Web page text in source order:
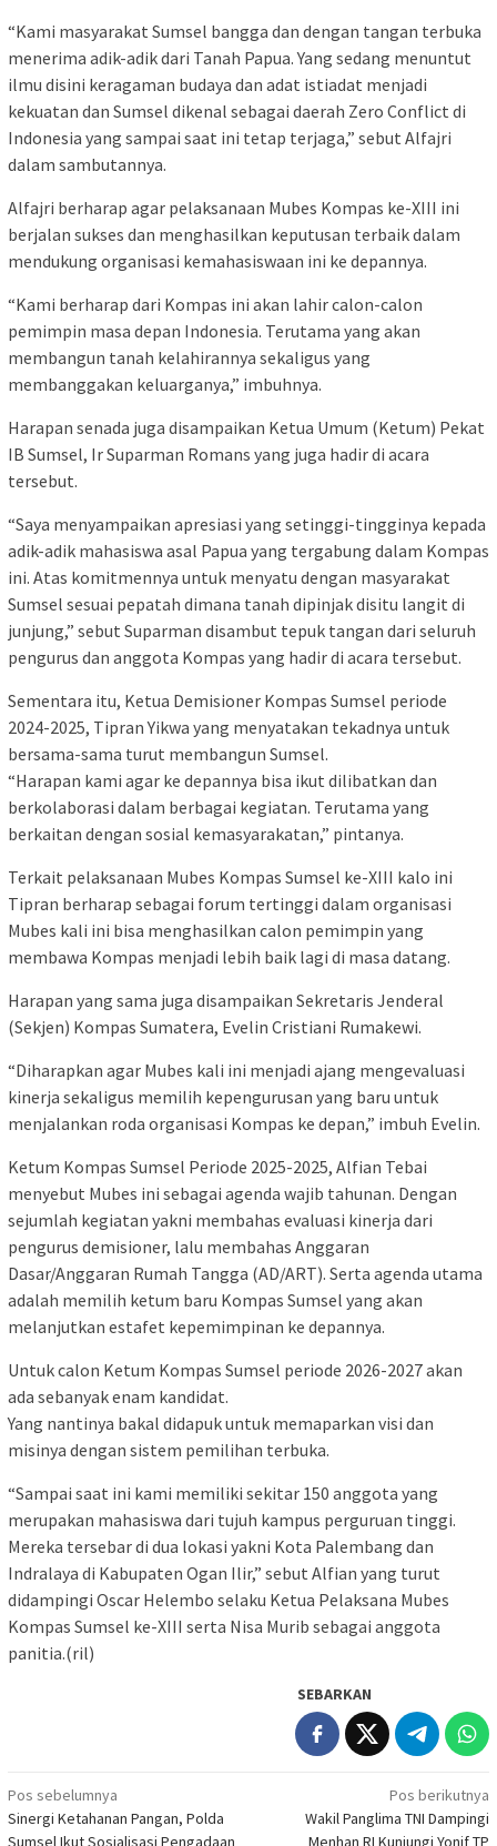
“Kami masyarakat Sumsel bangga dan dengan tangan terbuka
menerima adik-adik dari Tanah Papua. Yang sedang menuntut
ilmu disini keragaman budaya dan adat istiadat menjadi
kekuatan dan Sumsel dikenal sebagai daerah Zero Conflict di
Indonesia yang sampai saat ini tetap terjaga,” sebut Alfajri
dalam sambutannya.
Alfajri berharap agar pelaksanaan Mubes Kompas ke-XIII ini
berjalan sukses dan menghasilkan keputusan terbaik dalam
mendukung organisasi kemahasiswaan ini ke depannya.
“Kami berharap dari Kompas ini akan lahir calon-calon
pemimpin masa depan Indonesia. Terutama yang akan
membangun tanah kelahirannya sekaligus yang
membanggakan keluarganya,” imbuhnya.
Harapan senada juga disampaikan Ketua Umum (Ketum) Pekat
IB Sumsel, Ir Suparman Romans yang juga hadir di acara
tersebut.
“Saya menyampaikan apresiasi yang setinggi-tingginya kepada
adik-adik mahasiswa asal Papua yang tergabung dalam Kompas
ini. Atas komitmennya untuk menyatu dengan masyarakat
Sumsel sesuai pepatah dimana tanah dipinjak disitu langit di
junjung,” sebut Suparman disambut tepuk tangan dari seluruh
pengurus dan anggota Kompas yang hadir di acara tersebut.
Sementara itu, Ketua Demisioner Kompas Sumsel periode
2024-2025, Tipran Yikwa yang menyatakan tekadnya untuk
bersama-sama turut membangun Sumsel.
“Harapan kami agar ke depannya bisa ikut dilibatkan dan
berkolaborasi dalam berbagai kegiatan. Terutama yang
berkaitan dengan sosial kemasyarakatan,” pintanya.
Terkait pelaksanaan Mubes Kompas Sumsel ke-XIII kalo ini
Tipran berharap sebagai forum tertinggi dalam organisasi
Mubes kali ini bisa menghasilkan calon pemimpin yang
membawa Kompas menjadi lebih baik lagi di masa datang.
Harapan yang sama juga disampaikan Sekretaris Jenderal
(Sekjen) Kompas Sumatera, Evelin Cristiani Rumakewi.
“Diharapkan agar Mubes kali ini menjadi ajang mengevaluasi
kinerja sekaligus memilih kepengurusan yang baru untuk
menjalankan roda organisasi Kompas ke depan,” imbuh Evelin.
Ketum Kompas Sumsel Periode 2025-2025, Alfian Tebai
menyebut Mubes ini sebagai agenda wajib tahunan. Dengan
sejumlah kegiatan yakni membahas evaluasi kinerja dari
pengurus demisioner, lalu membahas Anggaran
Dasar/Anggaran Rumah Tangga (AD/ART). Serta agenda utama
adalah memilih ketum baru Kompas Sumsel yang akan
melanjutkan estafet kepemimpinan ke depannya.
Untuk calon Ketum Kompas Sumsel periode 2026-2027 akan
ada sebanyak enam kandidat.
Yang nantinya bakal didapuk untuk memaparkan visi dan
misinya dengan sistem pemilihan terbuka.
“Sampai saat ini kami memiliki sekitar 150 anggota yang
merupakan mahasiswa dari tujuh kampus perguruan tinggi.
Mereka tersebar di dua lokasi yakni Kota Palembang dan
Indralaya di Kabupaten Ogan Ilir,” sebut Alfian yang turut
didampingi Oscar Helembo selaku Ketua Pelaksana Mubes
Kompas Sumsel ke-XIII serta Nisa Murib sebagai anggota
panitia.(ril)
SEBARKAN
Navigasi
pos
Pos sebelumnya
Sinergi Ketahanan Pangan, Polda
Sumsel Ikut Sosialisasi Pengadaan
Pos berikutnya
Wakil Panglima TNI Dampingi
Menhan RI Kunjungi Yonif TP